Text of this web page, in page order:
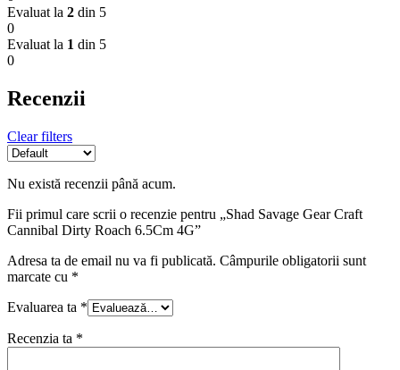
Evaluat la 2 din 5
0
Evaluat la 1 din 5
0
Recenzii
Clear filters
Nu există recenzii până acum.
Fii primul care scrii o recenzie pentru „Shad Savage Gear Craft
Cannibal Dirty Roach 6.5Cm 4G”
Adresa ta de email nu va fi publicată. Câmpurile obligatorii sunt
marcate cu *
Evaluarea ta *
Recenzia ta *